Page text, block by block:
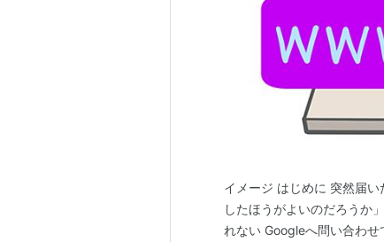
Google Earth、Norton
ッケージ化されている。パソコ
ネット検閲への協力、ならびに
中国への展開に際し、ネット検
態に陥っている。*1
イメージ はじめに 突然届
したほうがよいのだろうか
れない Googleへ問い合わ